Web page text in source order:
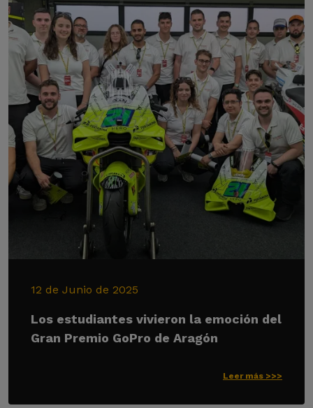
12 de Junio de 2025
Los estudiantes vivieron la emoción del
Gran Premio GoPro de Aragón
Leer más >>>